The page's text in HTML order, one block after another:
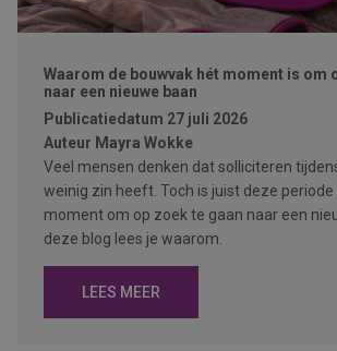
Waarom de bouwvak hét moment is om
naar een nieuwe baan
Publicatiedatum 27 juli 2026
Auteur Mayra Wokke
Veel mensen denken dat solliciteren
weinig zin heeft. Toch is juist deze periode
moment om op zoek te gaan naar een
deze blog lees je waarom.
LEES MEER